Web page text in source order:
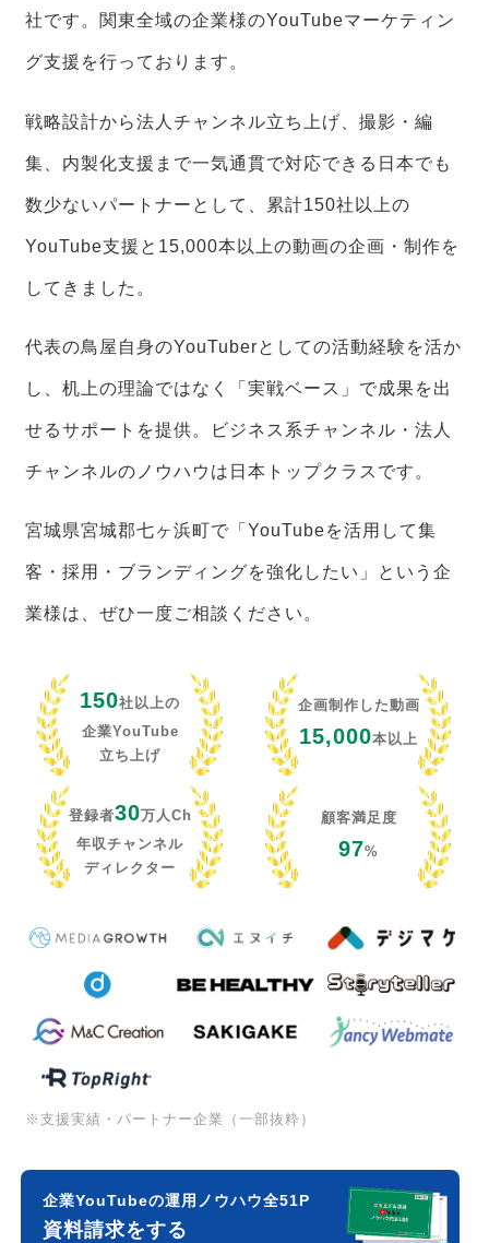
社です。関東全域の企業様のYouTubeマーケティン
グ支援を行っております。
戦略設計から法人チャンネル立ち上げ、撮影・編
集、内製化支援まで一気通貫で対応できる日本でも
数少ないパートナーとして、累計150社以上の
YouTube支援と15,000本以上の動画の企画・制作を
してきました。
代表の鳥屋自身のYouTuberとしての活動経験を活か
し、机上の理論ではなく「実戦ベース」で成果を出
せるサポートを提供。ビジネス系チャンネル・法人
チャンネルのノウハウは日本トップクラスです。
宮城県宮城郡七ヶ浜町で「YouTubeを活用して集
客・採用・ブランディングを強化したい」という企
業様は、ぜひ一度ご相談ください。
150社以上の
企業YouTube
立ち上げ
企画制作した動画
15,000本以上
登録者30万人Ch
年収チャンネル
ディレクター
顧客満足度
97%
※支援実績・パートナー企業（一部抜粋）
企業YouTubeの運用ノウハウ全51P
資料請求をする